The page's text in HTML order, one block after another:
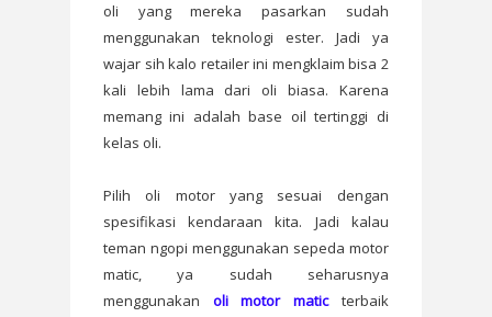
oli yang mereka pasarkan sudah
menggunakan teknologi ester. Jadi ya
wajar sih kalo retailer ini mengklaim bisa 2
kali lebih lama dari oli biasa. Karena
memang ini adalah base oil tertinggi di
kelas oli.
Pilih oli motor yang sesuai dengan
spesifikasi kendaraan kita. Jadi kalau
teman ngopi menggunakan sepeda motor
matic, ya sudah seharusnya
menggunakan oli motor maticterbaik